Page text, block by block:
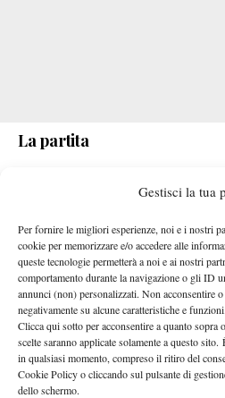
Gestisci la tua
Per fornire le migliori esperienze, noi e i nostri
cookie per memorizzare e/o accedere alle
queste tecnologie permetterà a noi e ai nostri
comportamento durante la navigazione o gli ID
annunci (non) personalizzati. Non acconsentire
negativamente su alcune caratteristiche e funzioni.
Clicca qui sotto per acconsentire a quanto sopra
scelte saranno applicate solamente a questo
in qualsiasi momento, compreso il ritiro del
Cookie Policy o cliccando sul pulsante di
dello schermo.
La partita
perso due volte la battuta
prime ogni quattro punti. La
punti a 4 in favore di Nava, capace
ha poi avuto chance di rientrare sia
gioco, ma ha fallito tutte e tre le
dunque 6-3. Pochi sussulti invece
entrambi i tennisti hanno
mai neppure andare ai vantaggi.
settimo game, in cui Nava ha